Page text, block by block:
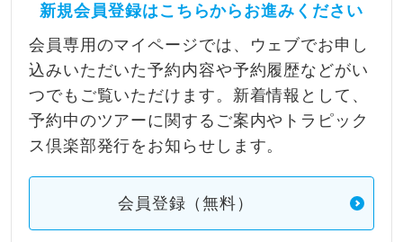
新規会員登録はこちらからお進みください
会員専用のマイページでは、ウェブでお申し
込みいただいた予約内容や予約履歴などがい
つでもご覧いただけます。新着情報として、
予約中のツアーに関するご案内やトラピック
ス倶楽部発行をお知らせします。
会員登録（無料）